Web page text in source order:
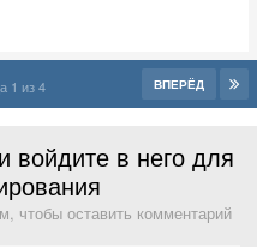
ВПЕРЁД
1 из 4
войдите в него для
чтобы оставить комментарий